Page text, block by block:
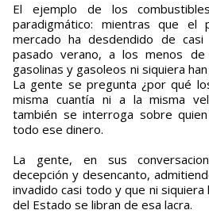
El ejemplo de los
paradigmático: mientras que
mercado ha desdendido de
pasado verano, a los menos
gasolinas y gasoleos ni siquiera
La gente se pregunta ¿por qué
misma cuantía ni a la misma
también se interroga sobre
todo ese dinero.
La gente, en sus
decepción y desencanto,
invadido casi todo y que ni
del Estado se libran de esa lacra.